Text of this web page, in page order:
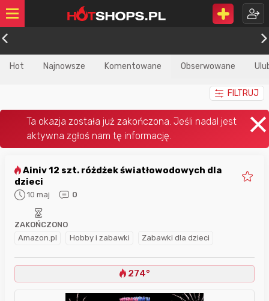
Hot Najnowsze Komentowane Obserwowane
FILTRUJ
dzieci
10 maj 0
Amazon.pl Hobby i zabawki Zabawki dla dzieci
ZAKOŃCZONO
274°